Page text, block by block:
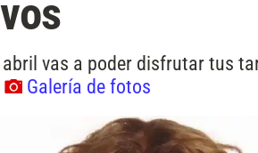
vas a poder disfrutar tus
Galería de fotos